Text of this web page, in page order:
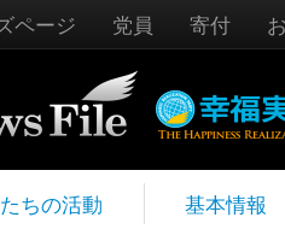
ページ 党員 寄付
ちの活動 基本情報